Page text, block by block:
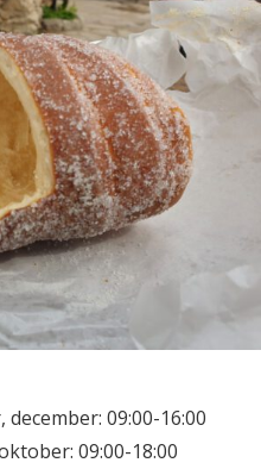
09:00-16:00
09:00-18:00